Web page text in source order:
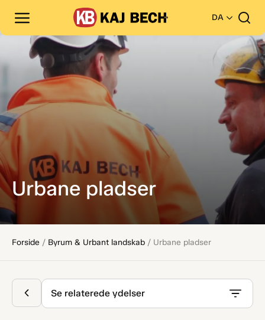
DA
Urbane pladser
Forside / Byrum & Urbant landskab / Urbane pladser
Se relaterede ydelser